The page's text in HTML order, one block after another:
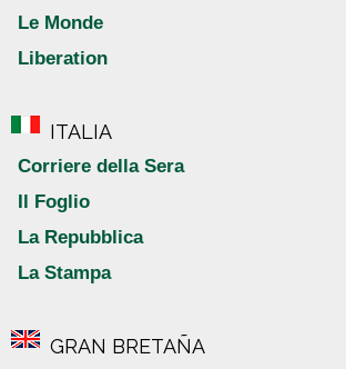
Le Monde
Liberation
ITALIA
Corriere della Sera
Il Foglio
La Repubblica
La Stampa
GRAN BRETAÑA